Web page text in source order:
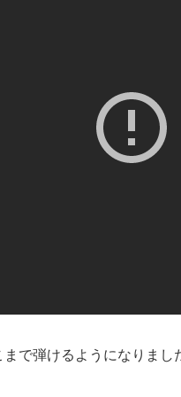
で弾けるようになりまし